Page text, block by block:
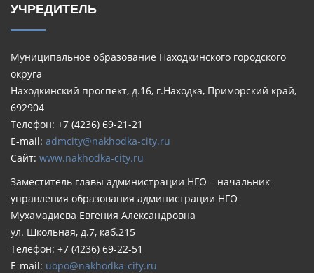
УЧРЕДИТЕЛЬ
Муниципальное образование Находкинского городского
округа
Находкинский проспект, д.16, г.Находка, Приморский край,
692904
Телефон: +7 (4236) 69-21-21
E-mail: admcity@nakhodka-city.ru
Сайт: www.nakhodka-city.ru
Заместитель главы администрации НГО – начальник
управления образования администрации НГО
Мухамадиева Евгения Александровна
ул. Школьная, д.7, каб.215
Телефон: +7 (4236) 69-22-51
E-mail: uopo@nakhodka-city.ru